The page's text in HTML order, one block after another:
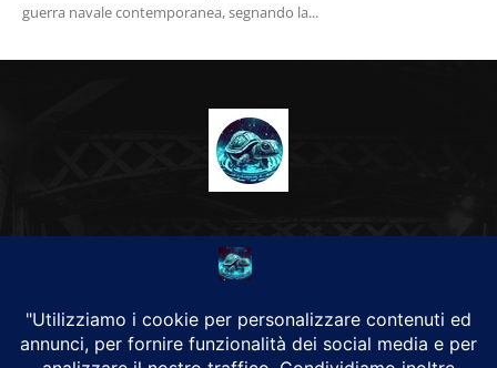
guerra navale contemporanea, segnando la...
CHI SIAMO
Alground Geopolitica e Cyberwarfare.
Da una idea di Brunilde Trizio